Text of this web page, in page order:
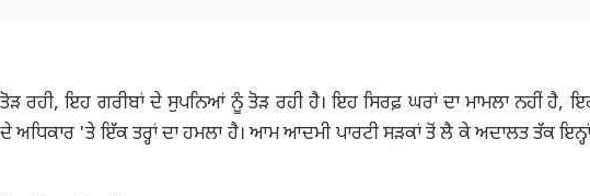
ਤੋੜ ਰਹੀ, ਇਹ ਗਰੀਬਾਂ ਦੇ ਸੁਪਨਿਆਂ ਨੂੰ ਤੋੜ ਰਹੀ ਹੈ। ਇਹ ਸਿਰਫ਼ ਘਰਾਂ ਦਾ ਮਾਮਲਾ ਨਹੀਂ ਹੈ,
ਅਧਿਕਾਰ 'ਤੇ ਇੱਕ ਤਰ੍ਹਾਂ ਦਾ ਹਮਲਾ ਹੈ। ਆਮ ਆਦਮੀ ਪਾਰਟੀ ਸੜਕਾਂ ਤੋਂ ਲੈ ਕੇ ਅਦਾਲਤ ਤੱਕ